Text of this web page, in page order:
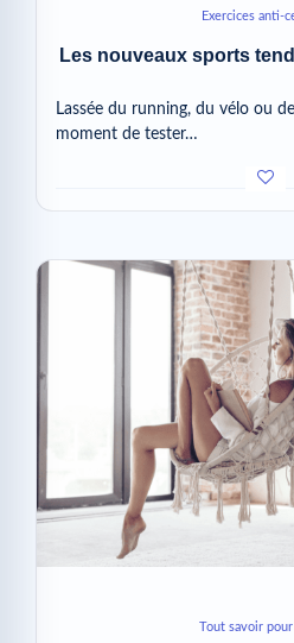
Exercices anti-
Les nouveaux sports
Lassée du running, du vélo ou
moment de tester…
Tout savoir